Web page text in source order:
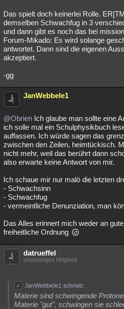
Das spielt doch keinerlei Rolle.
demselben Schwachfug in 3
und dann gibt es noch das bei
Forum-Mikado: Es wird solange
antwortet. Dann sind die eigenen
akzeptiert.
-gg
JanWebbele1
@Obrien Ich glaube man sollte eine
ich solle mal ein Schulphysikbuch
auffassen. Ich würde sagen das
zwischen den Zeilen, heimtückisch.
nicht mehr, weil das berührt dann
also erwarte keine Antwort von mir.
Ich schaue mir nur malö die letzten
- Schwachsinn
- Schwachfug
- vermeintliche Denunziation, man
Das Alles erinnert mich weder an
freiheitliche Ordnung
datrueffel
ehemaliges Mitglied
JanWebbele1 schrieb:
Materie sind schwingende
Materie "gut", schwingen sie